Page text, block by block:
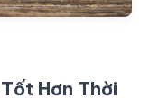
Hơn Thời